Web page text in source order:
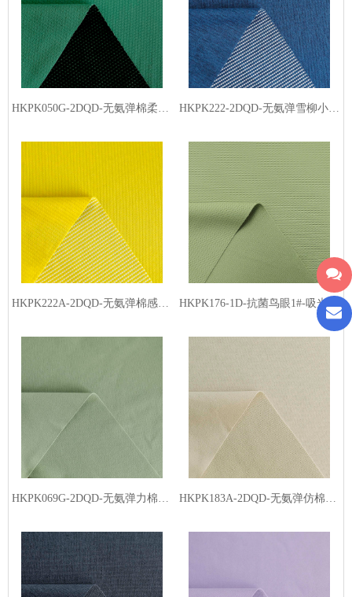
HKPK050G-2DQD-无氨弹棉柔品字格2#-丙纶黑丝（低温熨烫） HKPK222-2DQD-无氨弹雪柳小点格-丙纶白丝（低温熨烫）
HKPK222A-2DQD-无氨弹棉感小点格-丙纶白丝（低温熨烫）
HKPK069G-2DQD-无氨弹力棉感面料5#-吸光发热 HKPK183A-2DQD-无氨弹仿棉暖阳细格-吸光发热